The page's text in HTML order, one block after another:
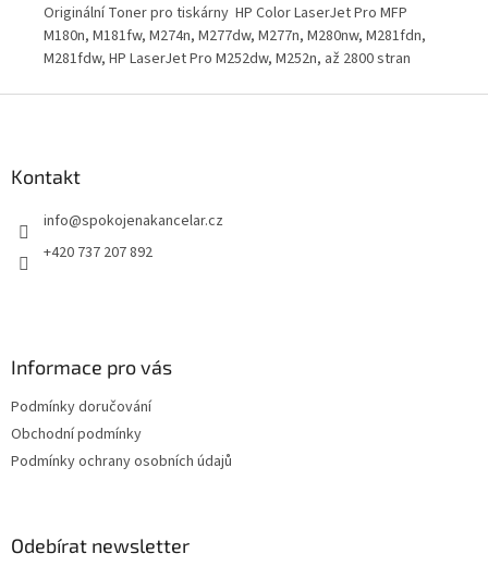
Originální Toner pro tiskárny HP Color LaserJet Pro MFP
M180n, M181fw, M274n, M277dw, M277n, M280nw, M281fdn,
M281fdw, HP LaserJet Pro M252dw, M252n, až 2800 stran
Kontakt
info@spokojenakancelar.cz
+420 737 207 892
Informace pro vás
Podmínky doručování
Obchodní podmínky
Podmínky ochrany osobních údajů
Odebírat newsletter